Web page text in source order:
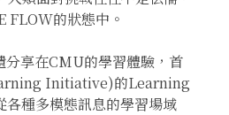
FLOW的狀態中。
分享在CMU的學習體驗，首
Initiative)的Learning
種多模態訊息的學習場域